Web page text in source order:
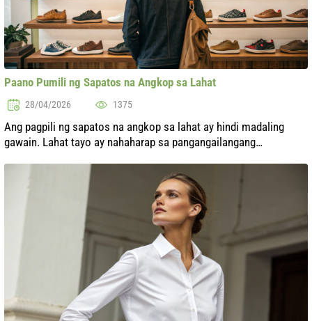
Paano Pumili ng Sapatos na Angkop sa Lahat
28/04/2026 1375
Ang pagpili ng sapatos na angkop sa lahat ay hindi madaling
gawain. Lahat tayo ay nahaharap sa pangangailangang
mula sa pang-araw-araw na pag...